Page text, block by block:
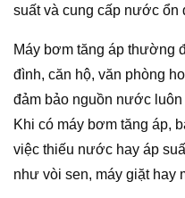
suất và cung cấp nước ổn
Máy bơm tăng áp thường
đình, căn hộ, văn phòng
đảm bảo nguồn nước
Khi có máy bơm tăng áp,
việc thiếu nước hay áp
như vòi sen, máy giặt hay